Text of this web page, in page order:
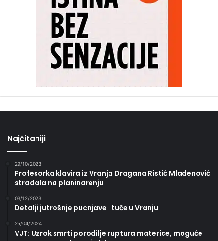
Najčitaniji
29/10/2023
Profesorka klavira iz Vranja Dragana Ristić Mladenović
stradala na planinarenju
03/12/2023
Detalji jutrošnje pucnjave i tuče u Vranju
25/04/2024
VJT: Uzrok smrti porodilje ruptura materice, moguće